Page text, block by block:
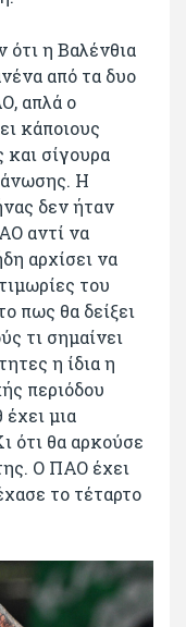
ότι η Βαλένθια
από τα δυο
απλά ο
κάποιους
και σίγουρα
Η
δεν ήταν
αντί να
αρχίσει να
του
πως θα δείξει
τι σημαίνει
η ίδια η
περιόδου
μια
ότι θα αρκούσε
Ο ΠΑΟ έχει
το τέταρτο